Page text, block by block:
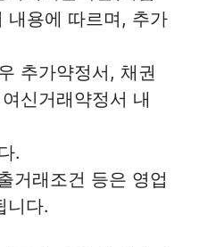
내용에 따르며, 추가
추가약정서, 채권
신거래약정서 내
.
거래조건 등은 영업
니다.